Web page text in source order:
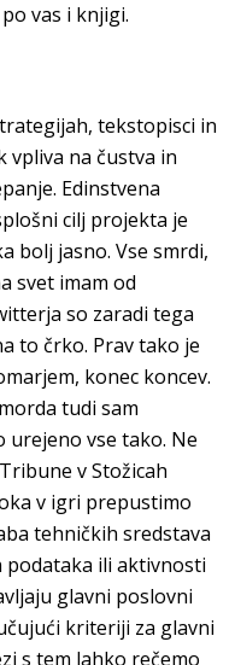
vas i knjigi.
tekstopisci in
vpliva na čustva in
Edinstvena
cilj projekta je
bolj jasno. Vse smrdi,
svet imam od
so zaradi tega
to črko. Prav tako je
konec koncev.
tudi sam
urejeno vse tako. Ne
v Stožicah
v igri prepustimo
tehničkih sredstava
ili aktivnosti
glavni poslovni
kriteriji za glavni
s tem lahko rečemo